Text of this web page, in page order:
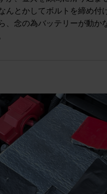
んとかしてボルトを締め付
、念の為バッテリーが動か